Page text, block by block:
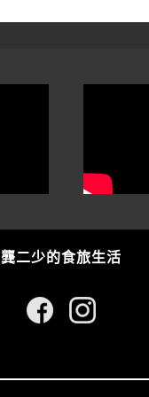
龔二少的食旅生活